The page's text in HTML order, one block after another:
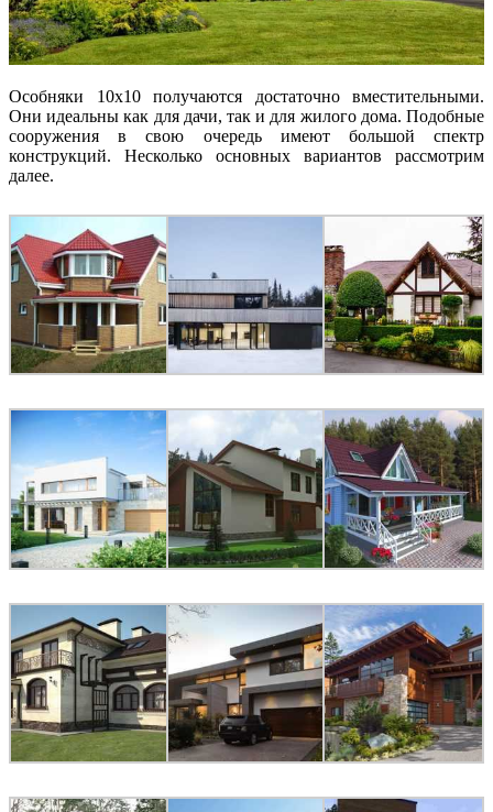
Особняки 10х10 получаются достаточно вместительными.
Они идеальны как для дачи, так и для жилого дома. Подобные
сооружения в свою очередь имеют большой спектр
конструкций. Несколько основных вариантов рассмотрим
далее.